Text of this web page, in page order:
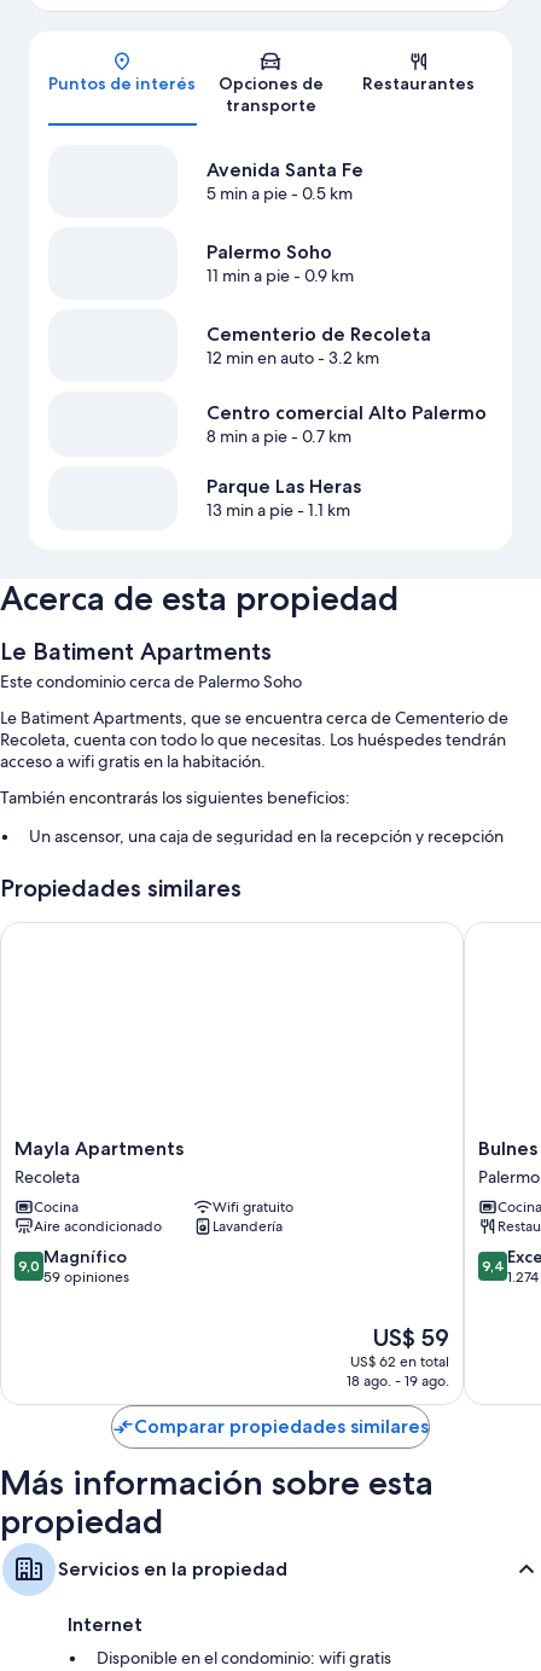
Puntos de interés
Opciones de
transporte
Restaurantes
Avenida Santa Fe
5 min a pie- 0.5 km
Palermo Soho
11 min a pie- 0.9 km
Cementerio de Recoleta
12 min en auto- 3.2 km
Centro comercial Alto Palermo
8 min a pie- 0.7 km
Parque Las Heras
13 min a pie- 1.1 km
Acerca de esta propiedad
Le Batiment Apartments
Este condominio cerca de Palermo Soho
Le Batiment Apartments, que se encuentra cerca de Cementerio de
Recoleta, cuenta con todo lo que necesitas. Los huéspedes tendrán
acceso a wifi gratis en la habitación.
También encontrarás los siguientes beneficios:
Un ascensor, una caja de seguridad en la recepción y recepción
Asistencia turística y para la compra de entradas, servicios de
Cabezales de ducha tipo lluvia, bidets y secadores de pelo
Televisiones LCD de 32 pulgadas con canales de televisión por cable
Armarios o vestidores, kitchenettes y frigobares
Propiedades similares
Mayla
Apartments
Recoleta
Mayla Apartments
Recoleta
Cocina
Wifi gratuito
Aire acondicionado
Lavandería
9.0
de
9,0 Magnífico
59 opiniones
El
precio
actual
de
US$ 59
US$ 59
US$ 62 en total
18 ago. - 19 ago.
Mayla Apartments
Bulnes
Eco
Suites
Palermo
Palermo
Cocina
9.4
de
9,4
Bulnes
Comparar propiedades similares
Más información sobre esta
propiedad
Servicios en la propiedad
Internet
Disponible en el condominio: wifi gratis